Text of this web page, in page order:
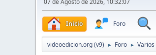
07 de Agosto de 2026, 10:32:07
Inicio Foro
videoedicion.org (v9) ► Foro ► Varios